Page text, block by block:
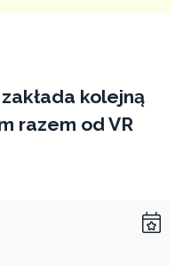
kolejną
razem od VR